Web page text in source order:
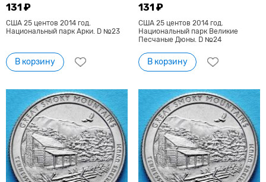
131 ₽
США 25 центов 2014 год.
Национальный парк Арки. D №23
В корзину
131 ₽
США 25 центов 2014 год.
Национальный парк Великие
Песчаные Дюны. D №24
В корзину